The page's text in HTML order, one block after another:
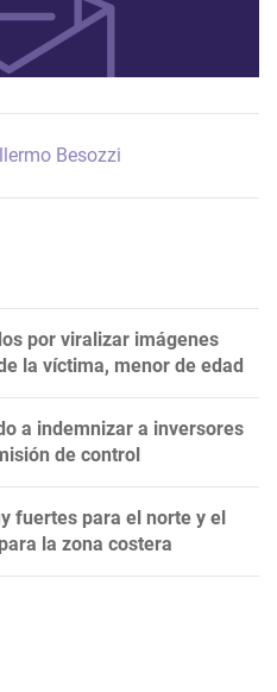
Besozzi
por viralizar imágenes
la víctima, menor de edad
a indemnizar a inversores
de control
fuertes para el norte y el
la zona costera